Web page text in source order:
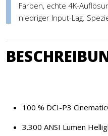
Farben, echte 4K-
niedriger Input-Lag.
100 % DCI-P3
3.300 ANSI Lumen